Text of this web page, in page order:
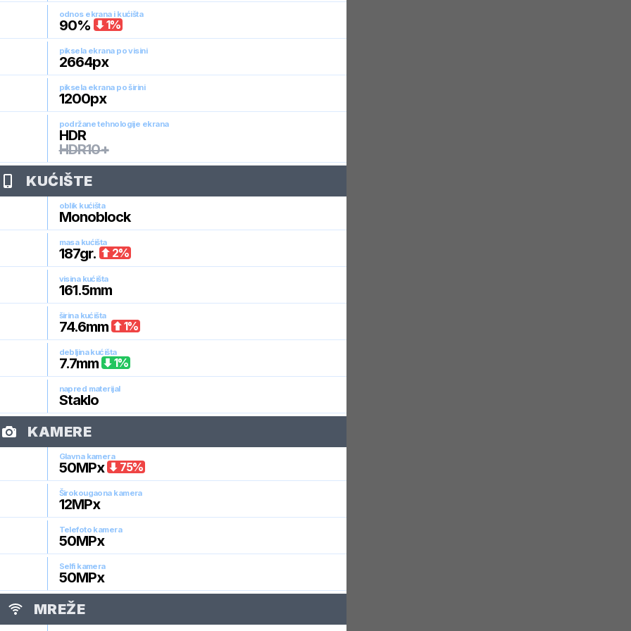
odnos ekrana i kućišta
90% 1%
piksela ekrana po visini
2664px
piksela ekrana po širini
1200px
podržane tehnologije ekrana
HDR
HDR10+
KUĆIŠTE
oblik kućišta
Monoblock
masa kućišta
187gr. 2%
visina kućišta
161.5mm
širina kućišta
74.6mm 1%
debljina kućišta
7.7mm 1%
napred materijal
Staklo
KAMERE
Glavna kamera
50MPx 75%
Širokougaona kamera
12MPx
Telefoto kamera
50MPx
Selfi kamera
50MPx
MREŽE